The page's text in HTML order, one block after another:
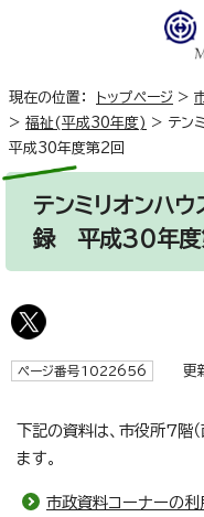
現在の位置： トップページ >
> 福祉(平成30年度) > テン
平成30年度第2回
テンミリオンハ
録 平成30年度
ページ番号1022656 更
下記の資料は、市役所7階
ます。
市政資料コーナーの利